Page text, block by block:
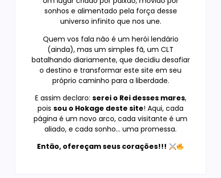
sonhos e alimentado pela força desse
universo infinito que nos une.
Quem vos fala não é um herói lendário
(ainda), mas um simples fã, um CLT
batalhando diariamente, que decidiu desafiar
o destino e transformar este site em seu
próprio caminho para a liberdade.
E assim declaro: serei o Rei desses mares,
pois sou o Hokage deste site! Aqui, cada
página é um novo arco, cada visitante é um
aliado, e cada sonho… uma promessa.
Então, ofereçam seus corações!!!